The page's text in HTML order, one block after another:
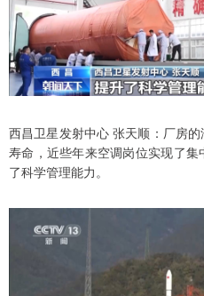
西昌卫星发射中心 张天顺：厂房
寿命，近些年来空调岗位实现了
了科学管理能力。